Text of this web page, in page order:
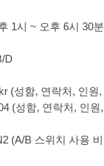
1시 ~ 오후 6시 30
D
(성함, 연락처 , 인원 ,
(성함, 연락처 , 인원 ,
(A/B 스위치 사용